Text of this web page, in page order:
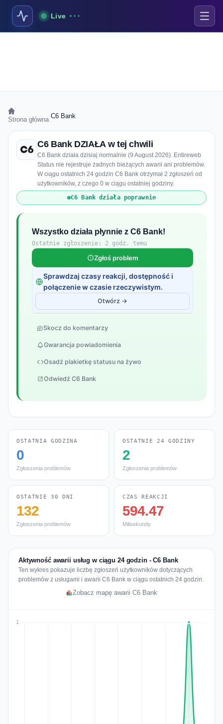
Live
Strona główna C6 Bank
C6 Bank DZIAŁA w tej chwili
C6 Bank działa dzisiaj normalnie (9 August 2026). Entireweb
Status nie rejestruje żadnych bieżących awarii ani problemów.
W ciągu ostatnich 24 godzin C6 Bank otrzymał 2 zgłoszeń od
użytkowników, z czego 0 w ciągu ostatniej godziny.
C6 Bank działa poprawnie
Wszystko działa płynnie z C6 Bank!
Ostatnie zgłoszenie: 2 godz. temu
Zgłoś problem
Sprawdzaj czasy reakcji, dostępność i
połączenie w czasie rzeczywistym.
Otwórz →
Skocz do komentarzy
Gwarancja powiadomienia
Osadź plakietkę statusu na żywo
Odwiedź C6 Bank
OSTATNIA GODZINA
0
Zgłoszenia problemów
OSTATNIE 24 GODZINY
2
Zgłoszenia problemów
OSTATNIE 30 DNI
132
Zgłoszenia problemów
CZAS REAKCJI
594.47
Milisekundy
Aktywność awarii usług w ciągu 24 godzin - C6 Bank
Ten wykres pokazuje liczbę zgłoszeń użytkowników dotyczących
problemów z usługami i awarii C6 Bank w ciągu ostatnich 24 godzin.
Zobacz mapę awarii C6 Bank